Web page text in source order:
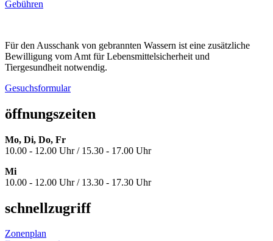
Gebühren
Für den Ausschank von gebrannten Wassern ist eine zusätzliche
Bewilligung vom Amt für Lebensmittelsicherheit und
Tiergesundheit notwendig.
Gesuchsformular
öffnungszeiten
Mo, Di, Do, Fr
10.00 - 12.00 Uhr / 15.30 - 17.00 Uhr
Mi
10.00 - 12.00 Uhr / 13.30 - 17.30 Uhr
schnellzugriff
Zonenplan